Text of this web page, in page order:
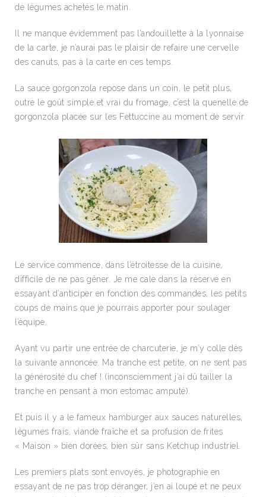
de légumes achetés le matin.
Il ne manque évidemment pas l’andouillette à la lyonnaise
de la carte, je n’aurai pas le plaisir de refaire une cervelle
des canuts, pas à la carte en ces temps.
La sauce gorgonzola repose dans un coin, le petit plus,
outre le goût simple et vrai du fromage, c’est la quenelle de
gorgonzola placée sur les Fettuccine au moment de servir.
Le service commence, dans l’étroitesse de la cuisine,
difficile de ne pas gêner. Je me cale dans la réserve en
essayant d’anticiper en fonction des commandes, les petits
coups de mains que je pourrais apporter pour soulager
l’équipe.
Ayant vu partir une entrée de charcuterie, je m’y colle dès
la suivante annoncée. Ma tranche est petite, on ne sent pas
la générosité du chef ! (inconsciemment j’ai dû tailler la
tranche en pensant à mon estomac amputé).
Et puis il y a le fameux hamburger aux sauces naturelles,
légumes frais, viande fraîche et sa profusion de frites
« Maison » bien dorées, bien sûr sans Ketchup industriel.
Les premiers plats sont envoyés, je photographie en
essayant de ne pas trop déranger, j’en ai loupé et ne peux